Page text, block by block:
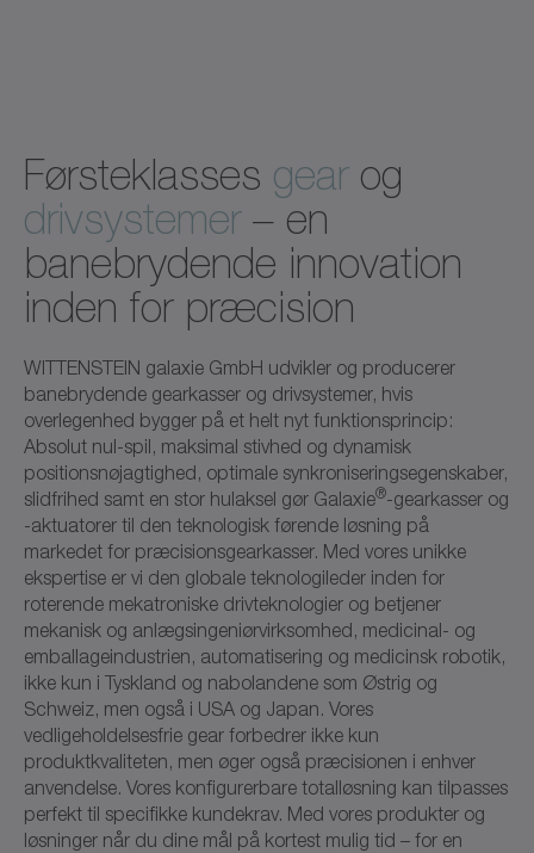
Førsteklasses gearog
drivsystemer– en
banebrydende innovation
inden for præcision
WITTENSTEIN galaxie GmbH udvikler og producerer
banebrydende gearkasser og drivsystemer, hvis
overlegenhed bygger på et helt nyt funktionsprincip:
Absolut nul-spil, maksimal stivhed og dynamisk
positionsnøjagtighed, optimale synkroniseringsegenskaber,
slidfrihed samt en stor hulaksel gør Galaxie®-gearkasser og
-aktuatorer til den teknologisk førende løsning på
markedet for præcisionsgearkasser. Med vores unikke
ekspertise er vi den globale teknologileder inden for
roterende mekatroniske drivteknologier og betjener
mekanisk og anlægsingeniørvirksomhed, medicinal- og
emballageindustrien, automatisering og medicinsk robotik,
ikke kun i Tyskland og nabolandene som Østrig og
Schweiz, men også i USA og Japan. Vores
vedligeholdelsesfrie gear forbedrer ikke kun
produktkvaliteten, men øger også præcisionen i enhver
anvendelse. Vores konfigurerbare totalløsning kan tilpasses
perfekt til specifikke kundekrav. Med vores produkter og
løsninger når du dine mål på kortest mulig tid – for en